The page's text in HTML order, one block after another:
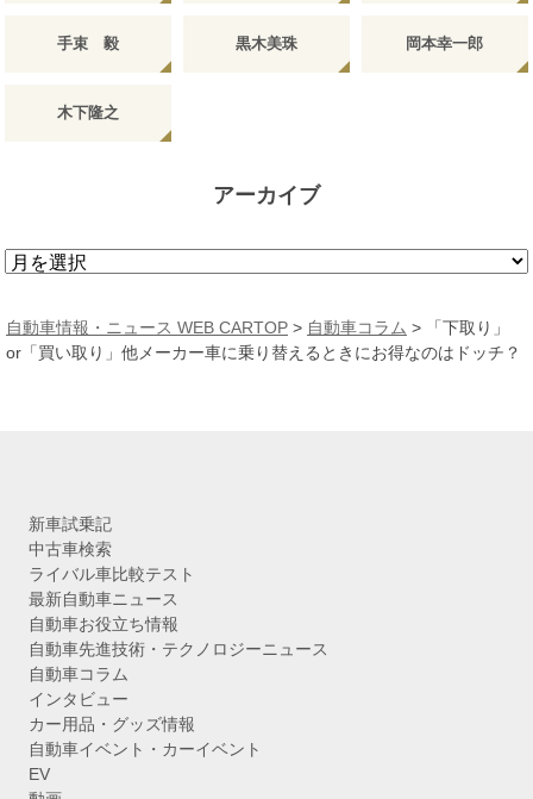
手束 毅 黒木美珠 岡本幸一郎
木下隆之
アーカイブ
ア
カ
イ
自動車情報・ニュース WEB CARTOP > 自動車コラム >
「下取り」
or「買い取り」他メーカー車に乗り替えるときにお得なのはドッチ？
新車試乗記
中古車検索
ライバル車比較テスト
最新自動車ニュース
自動車お役立ち情報
自動車先進技術・テクノロジーニュース
自動車コラム
インタビュー
カー用品・グッズ情報
自動車イベント・カーイベント
EV